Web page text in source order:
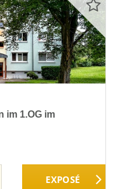
im 1.OG im